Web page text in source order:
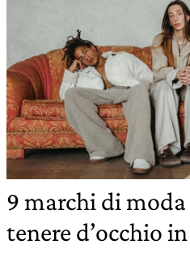
9 marchi di
tenere d’occhio